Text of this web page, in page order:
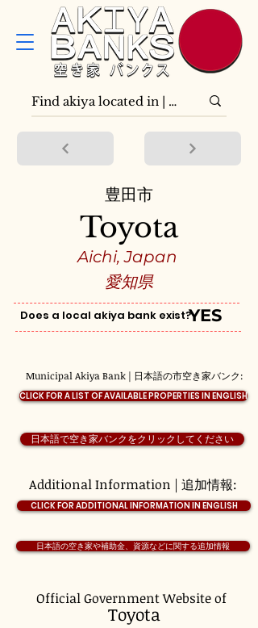
豊田市
YES
Toyota
Official Government Website of
CLICK FOR A LIST OF AVAILABLE PROPERTIES IN ENGLISH
Aichi, Japan
Additional Information | 追加情報:
Municipal Akiya Bank | 日本語の市空き家バンク:
Toyota
Does a local akiya bank exist?
CLICK FOR ADDITIONAL INFORMATION IN ENGLISH
日本語で空き家バンクをクリックしてください
日本語の空き家や補助金、資源などに関する追加情報
愛知県